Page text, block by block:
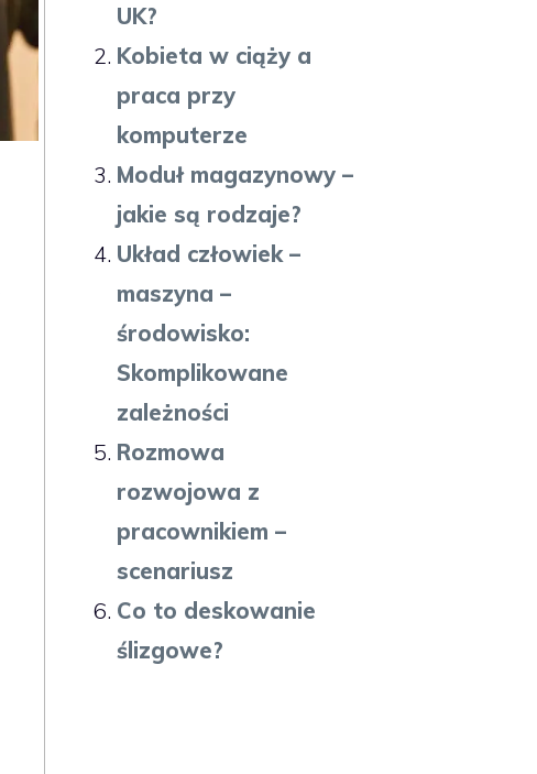
UK?
Kobieta w ciąży a
praca przy
komputerze
Moduł magazynowy –
jakie są rodzaje?
Układ człowiek –
maszyna –
środowisko:
Skomplikowane
zależności
Rozmowa
rozwojowa z
pracownikiem –
scenariusz
Co to deskowanie
ślizgowe?